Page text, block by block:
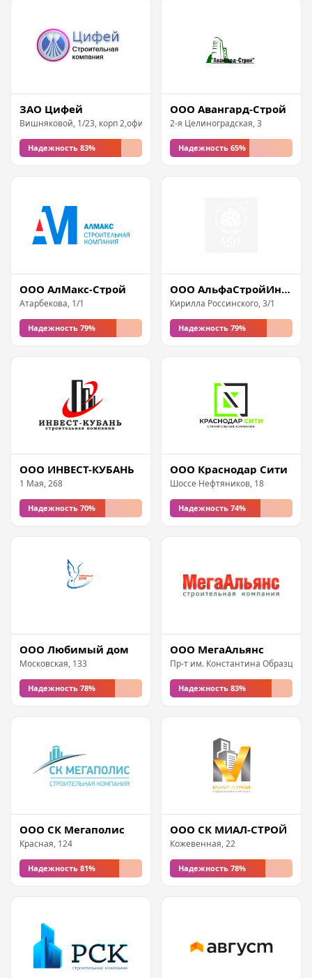
ЗАО Цифей
Вишняковой, 1/23, корп 2,офис 1
Надежность 83%
ООО Авангард-Строй
2-я Целиноградская, 3
Надежность 65%
ООО АлМакс-Строй
Атарбекова, 1/1
Надежность 79%
ООО АльфаСтройИнвест
Кирилла Россинского, 3/1
Надежность 79%
ООО ИНВЕСТ-КУБАНЬ
1 Мая, 268
Надежность 70%
ООО Краснодар Сити
Шоссе Нефтяников, 18
Надежность 74%
ООО Любимый дом
Московская, 133
Надежность 78%
ООО МегаАльянс
Пр-т им. Константина Образцова,
Надежность 83%
ООО СК Мегаполис
Красная, 124
Надежность 81%
ООО СК МИАЛ-СТРОЙ
Кожевенная, 22
Надежность 78%